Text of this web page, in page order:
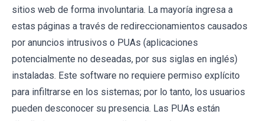
sitios web de forma involuntaria. La mayoría ingresa a
estas páginas a través de redireccionamientos causados ​​
por anuncios intrusivos o PUAs (aplicaciones
potencialmente no deseadas, por sus siglas en inglés)
instaladas. Este software no requiere permiso explícito
para infiltrarse en los sistemas; por lo tanto, los usuarios
pueden desconocer su presencia. Las PUAs están